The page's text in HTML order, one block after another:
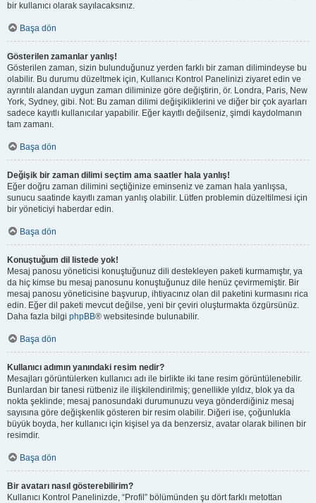
bir kullanıcı olarak sayılacaksınız.
Başa dön
Gösterilen zamanlar yanlış!
Gösterilen zaman, sizin bulunduğunuz yerden farklı bir zaman dilimindeyse bu
olabilir. Bu durumu düzeltmek için, Kullanıcı Kontrol Panelinizi ziyaret edin ve
ayrıntılı alandan uygun zaman diliminize göre değiştirin, ör. Londra, Paris, New
York, Sydney, gibi. Not: Bu zaman dilimi değişikliklerini ve diğer bir çok ayarları
sadece kayıtlı kullanıcılar yapabilir. Eğer kayıtlı değilseniz, şimdi kaydolmanın
tam zamanı.
Başa dön
Değişik bir zaman dilimi seçtim ama saatler hala yanlış!
Eğer doğru zaman dilimini seçtiğinize eminseniz ve zaman hala yanlışsa,
sunucu saatinde kayıtlı zaman yanlış olabilir. Lütfen problemin düzeltilmesi için
bir yöneticiyi haberdar edin.
Başa dön
Konuştuğum dil listede yok!
Mesaj panosu yöneticisi konuştuğunuz dili destekleyen paketi kurmamıştır, ya
da hiç kimse bu mesaj panosunu konuştuğunuz dile henüz çevirmemiştir. Bir
mesaj panosu yöneticisine başvurup, ihtiyacınız olan dil paketini kurmasını rica
edin. Eğer dil paketi mevcut değilse, yeni bir çeviri oluşturmakta özgürsünüz.
Daha fazla bilgi phpBB® websitesinde bulunabilir.
Başa dön
Kullanıcı adımın yanındaki resim nedir?
Mesajları görüntülerken kullanıcı adı ile birlikte iki tane resim görüntülenebilir.
Bunlardan bir tanesi rütbeniz ile ilişkilendirilmiş; genellikle yıldız, blok ya da
nokta şeklinde; mesaj panosundaki durumunuzu veya gönderdiğiniz mesaj
sayısına göre değişkenlik gösteren bir resim olabilir. Diğeri ise, çoğunlukla
büyük boyda, her kullanıcı için kişisel ya da benzersiz, avatar olarak bilinen bir
resimdir.
Başa dön
Bir avatarı nasıl gösterebilirim?
Kullanıcı Kontrol Panelinizde, “Profil” bölümünden şu dört farklı metottan